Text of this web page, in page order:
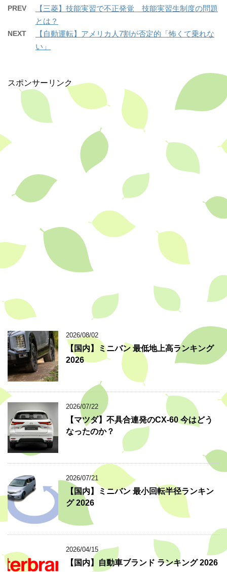
b
o
PREV
【三菱】技能実習で不正発覚 技能実習生制度の問題
とは？
NEXT
【自動運転】アメリカ人7割が否定的「怖くて乗れな
い」
スポンサーリンク
2026/08/02
【国内】ミニバン 最低地上高ランキング
2026
2026/07/22
【マツダ】不具合連発のCX-60 今はどう
なったのか？
2026/07/21
【国内】ミニバン 最小回転半径ランキン
グ 2026
2026/04/15
【国内】自動車ブランド ランキング 2026